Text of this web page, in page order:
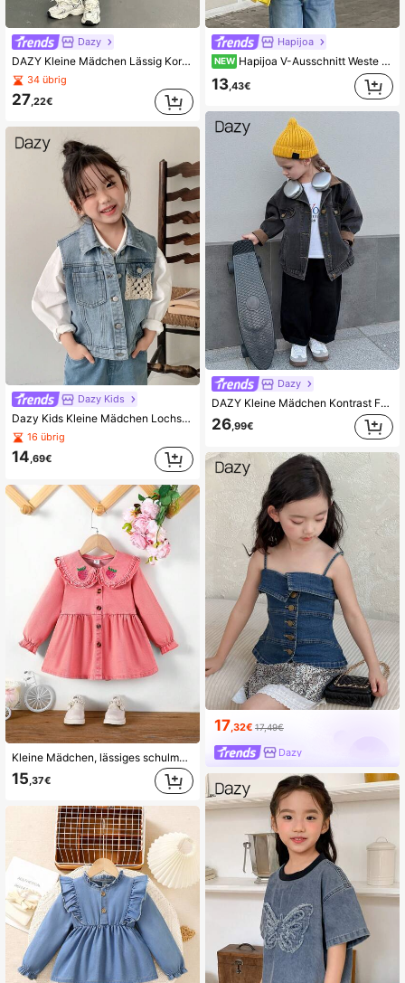
Dazy
DAZY Kleine Mädchen Lässig Koreanischer Stil Langarm Gewaschen Denim Jacke Herbst,Winter
34 übrig
27,22€
Dazy Kids
Dazy Kids Kleine Mädchen Lochspitze Patchwork lässige lose Denim-Weste
16 übrig
14,69€
Kleine Mädchen, lässiges schulmäßiges staubrose geschmücktes Kragen Hemd aus Webstoff mit Jeansoptik, Langarm, Frontverschluss, Rüschenkragen und Erdbeermuster, vielseitig zu tragen, Frühling/Herbst Neuheit 2024
15 ,37€
Hapijoa
NEW Hapijoa V-Ausschnitt Weste Stil Kurze Taille Denim Top für Kleine Mädchen
13,43€
Dazy
DAZY Kleine Mädchen Kontrast Farbige Lässige Gewaschen Koreanischer Stil Jeans Bluse
26,99€
17 ,32€ 17,49€
Dazy